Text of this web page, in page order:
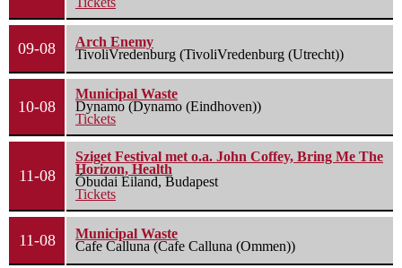
09-08
Arch Enemy
TivoliVredenburg (TivoliVredenburg (Utrecht))
10-08
Municipal Waste
Dynamo (Dynamo (Eindhoven))
Tickets
11-08
Sziget Festival met o.a. John Coffey, Bring Me The
Horizon, Health
Óbudai Eiland, Budapest
Tickets
11-08
Municipal Waste
Cafe Calluna (Cafe Calluna (Ommen))